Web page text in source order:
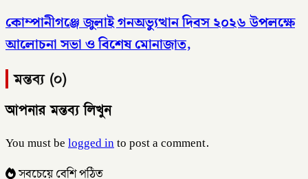
কোম্পানীগঞ্জে জুলাই গনঅভ্যুত্থান দিবস ২০২৬ উপলক্ষে
আলোচনা সভা ও বিশেষ মোনাজাত,
মন্তব্য (০)
আপনার মন্তব্য লিখুন
You must belogged into post a comment.
সবচেয়ে বেশি পঠিত